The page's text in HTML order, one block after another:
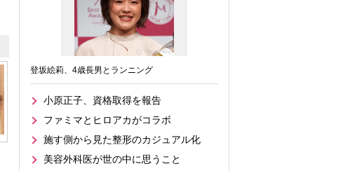
登坂絵莉、4歳長男とランニング
小原正子、資格取得を報告
ファミマとヒロアカがコラボ
施す側から見た整形のカジュアル化
美容外科医が世の中に思うこと